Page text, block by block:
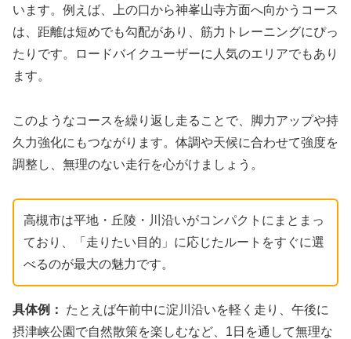
います。例えば、上の口から神峯山寺方面へ向かうコース
は、距離は短めでも勾配があり、筋力トレーニングにぴっ
たりです。ロードバイクユーザーに人気のエリアでもあり
ます。
このようなコースを繰り返し走ることで、脚力アップや持
久力強化にもつながります。体調や天候に合わせて強度を
調整し、無理のない走行を心がけましょう。
高槻市は平地・丘陵・川沿いがコンパクトにまとまっ
ており、「走りたい目的」に応じたルートをすぐに選
べるのが最大の魅力です。
具体例：
たとえば午前中に淀川沿いを軽く走り、午後に
摂津峡公園で自然散策を楽しむなど、1日を通して無理な